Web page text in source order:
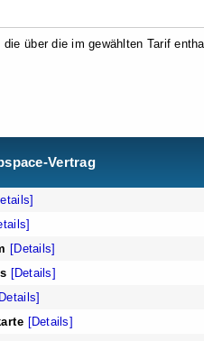
die über die im gewählten Tarif
Vertrag
[Details]
[Details]
[Details]